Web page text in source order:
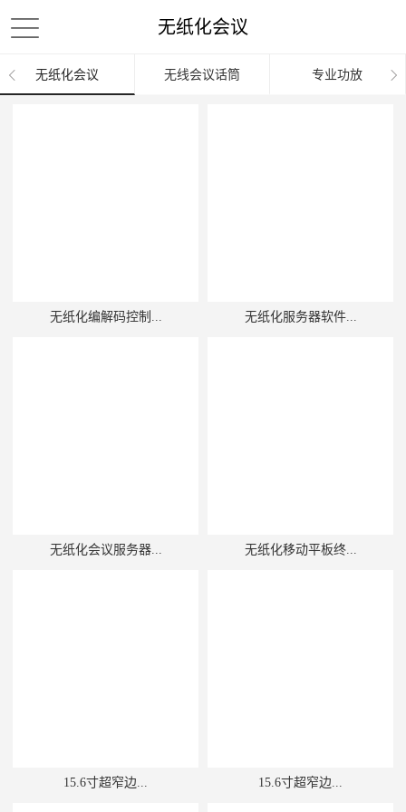
无纸化会议
无纸化会议 无线会议话筒 专业功放
无纸化编解码控制... 无纸化服务器软件...
无纸化会议服务器... 无纸化移动平板终...
15.6寸超窄边... 15.6寸超窄边...